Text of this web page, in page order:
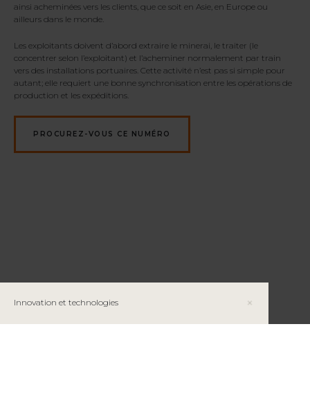
Innovation et technologies
ainsi acheminées vers les clients, que ce soit en Asie, en Europe ou
ailleurs dans le monde.
Les exploitants doivent d’abord extraire le minerai, le traiter (le
concentrer selon l’exploitant) et l’acheminer normalement par train
vers des installations portuaires. Cette activité n’est pas si simple pour
autant; elle requiert une bonne synchronisation entre les opérations de
production et les expéditions.
PROCUREZ-VOUS CE NUMÉRO